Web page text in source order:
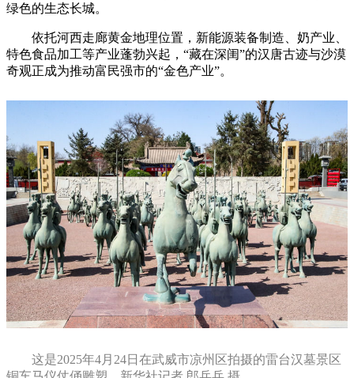
绿色的生态长城。
依托河西走廊黄金地理位置，新能源装备制造、奶产业、
特色食品加工等产业蓬勃兴起，“藏在深闺”的汉唐古迹与沙漠
奇观正成为推动富民强市的“金色产业”。
这是2025年4月24日在武威市凉州区拍摄的雷台汉墓景区